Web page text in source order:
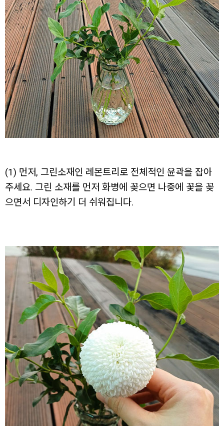
(1) 먼저, 그린소재인 레몬트리로 전체적인 윤곽을 잡아
주세요. 그린 소재를 먼저 화병에 꽂으면 나중에 꽃을 꽂
으면서 디자인하기 더 쉬워집니다.